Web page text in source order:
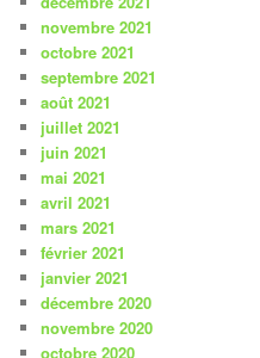
novembre 2021
octobre 2021
septembre 2021
août 2021
juillet 2021
juin 2021
mai 2021
avril 2021
mars 2021
février 2021
janvier 2021
décembre 2020
novembre 2020
octobre 2020